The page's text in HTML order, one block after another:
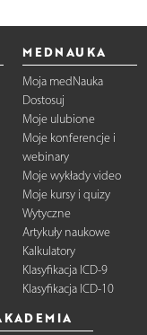
MEDNAUKA
Moja medNauka
Dostosuj
Moje ulubione
Moje konferencje i
webinary
Moje wykłady video
Moje kursy i quizy
Wytyczne
Artykuły naukowe
Kalkulatory
Klasyfikacja ICD-9
Klasyfikacja ICD-10